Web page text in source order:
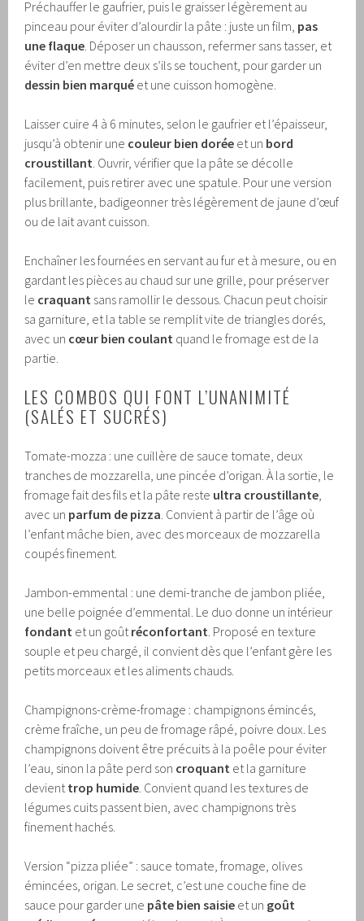
Préchauffer le gaufrier, puis le graisser légèrement au
pinceau pour éviter d’alourdir la pâte : juste un film, pas
une flaque . Déposer un chausson, refermer sans tasser, et
éviter d’en mettre deux s’ils se touchent, pour garder un
dessin bien marqué et une cuisson homogène.
Laisser cuire 4 à 6 minutes, selon le gaufrier et l’épaisseur,
jusqu’à obtenir une couleur bien dorée et un bord
croustillant . Ouvrir, vérifier que la pâte se décolle
facilement, puis retirer avec une spatule. Pour une version
plus brillante, badigeonner très légèrement de jaune d’œuf
ou de lait avant cuisson.
Enchaîner les fournées en servant au fur et à mesure, ou en
gardant les pièces au chaud sur une grille, pour préserver
le craquant sans ramollir le dessous. Chacun peut choisir
sa garniture, et la table se remplit vite de triangles dorés,
avec un cœur bien coulant quand le fromage est de la
partie.
LES COMBOS QUI FONT L’UNANIMITÉ
(SALÉS ET SUCRÉS)
Tomate-mozza : une cuillère de sauce tomate, deux
tranches de mozzarella, une pincée d’origan. À la sortie, le
fromage fait des fils et la pâte reste ultra croustillante
avec un parfum de pizza . Convient à partir de l’âge où
l’enfant mâche bien, avec des morceaux de mozzarella
coupés finement.
Jambon-emmental : une demi-tranche de jambon pliée,
une belle poignée d’emmental. Le duo donne un intérieur
fondant et un goût réconfortant . Proposé en texture
souple et peu chargé, il convient dès que l’enfant gère les
petits morceaux et les aliments chauds.
Champignons-crème-fromage : champignons émincés,
crème fraîche, un peu de fromage râpé, poivre doux. Les
champignons doivent être précuits à la poêle pour éviter
l’eau, sinon la pâte perd son croquant et la garniture
devient trop humide . Convient quand les textures de
légumes cuits passent bien, avec champignons très
finement hachés.
Version “pizza pliée” : sauce tomate, fromage, olives
émincées, origan. Le secret, c’est une couche fine de
sauce pour garder une pâte bien saisie et un goût